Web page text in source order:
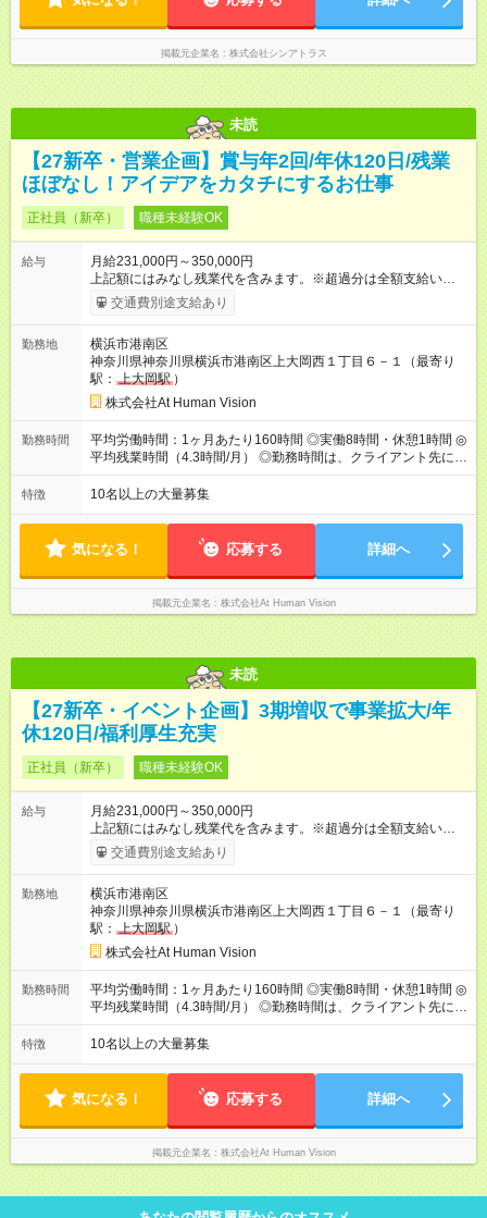
掲載元企業名 株式会社シンアトラス
未読
【27新卒・営業企画】賞与年2回/年休120日/残業
ほぼなし！アイデアをカタチにするお仕事
正社員（新卒） 職種未経験OK
給与
月給231,000円～350,000円
上記額にはみなし残業代を含みます。※超過分は全額支給いたし
ます。 みなし残業代 24,000円 ～ 37,000円／月 みなし残業時
間 15時間／月 【給与】 月給： 大卒・院卒 ：243，000
（固定残業代 24，000円） 賞与：年２回 （業績連動型） 昇
給：年２回（3月、9月) 試用期間：6ヶ月 ※上記額にはみなし残
業代（月15時間分）が含まれた 金額になります。超過分は追加
で全額支給。 【頑張りを給与・キャリアに還元します】 年に2
回⼈事評価があり等級が決まります。 等級に合わせた給与設定
のため、若い内からでも頑張り次第で給与アップが叶います。
⼀般職（20～31万円）→リーダー（⽉給26～36万円） →係⻑
～58万円） 【試用期間】試用期間あり 試用期間の長さ：6ヶ月
※ 雇用形態と給与に、本採用時と異なる部分があります。 雇用
形態：本採用時と同じです。 給与：月給 224,000円 ～ 330,000
円 上記額にはみなし残業代を含みます。※超過分は全額支給い
たします。 みなし残業代 24,000円 ～ 34,000円／月 みなし残業
時間 15時間／月
交通費別途支給あり
勤務地
横浜市港南区
神奈川県神奈川県横浜市港南区上大岡西１丁目６－１（最寄り
駅： 上大岡駅 ）
株式会社At Human Vision
勤務時間
平均労働時間：1ヶ月あたり160時間 ◎実働8時間・休憩1時間 ◎
平均残業時間（4.3時間/月） ◎勤務時間は、クライアント先に
より異なります。 ※＜シフト例＞ 10:00～19:00／11:00～
20:00 平均労働時間：1ヶ月あたり160時間 ◎実働8時間・休憩1
先に より異なります。 ※＜シフト例＞ 10:00～19:00／11:00
～20:00
特徴 10名以上の大量募集
気になる！ 応募する 詳細へ
掲載元企業名 株式会社At Human Vision
未読
【27新卒・イベント企画】3期増収で事業拡大/年
休120日/福利厚生充実
正社員（新卒） 職種未経験OK
給与
月給231,000円～350,000円
上記額にはみなし残業代を含みます。※超過分は全額支給いたし
ます。 みなし残業代 24,000円 ～ 37,000円／月 みなし残業時
間 15時間／月 【給与】 月給： 大卒・院卒 ：243，000
（固定残業代 24，000円） 賞与：年２回 （業績連動型） 昇
給：年２回（3月、9月) 試用期間：6ヶ月 ※上記額にはみなし残
業代（月15時間分）が含まれた 金額になります。超過分は追加
で全額支給。 【頑張りを給与・キャリアに還元します】 年に2
回⼈事評価があり等級が決まります。 等級に合わせた給与設定
のため、若い内からでも頑張り次第で給与アップが叶います。
⼀般職（20～31万円）→リーダー（⽉給26～36万円） →係⻑
～58万円） 【試用期間】試用期間あり 試用期間の長さ：6ヶ月
※ 雇用形態と給与に、本採用時と異なる部分があります。 雇用
形態：本採用時と同じです。 給与：月給 224,000円 ～ 330,000
円 上記額にはみなし残業代を含みます。※超過分は全額支給い
たします。 みなし残業代 24,000円 ～ 34,000円／月 みなし残業
時間 15時間／月
交通費別途支給あり
勤務地
横浜市港南区
神奈川県神奈川県横浜市港南区上大岡西１丁目６－１（最寄り
駅： 上大岡駅 ）
株式会社At Human Vision
勤務時間
平均労働時間：1ヶ月あたり160時間 ◎実働8時間・休憩1時間 ◎
平均残業時間（4.3時間/月） ◎勤務時間は、クライアント先に
より異なります。 ※＜シフト例＞ 10:00～19:00／11:00～
20:00 平均労働時間：1ヶ月あたり160時間 ◎実働8時間・休憩1
先に より異なります。 ※＜シフト例＞ 10:00～19:00／11:00
～20:00
特徴 10名以上の大量募集
気になる！ 応募する 詳細へ
掲載元企業名 株式会社At Human Vision